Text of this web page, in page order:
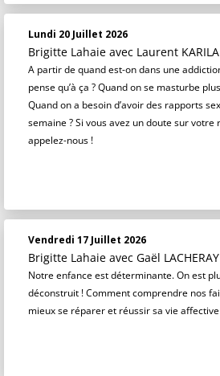
Lundi 20 Juillet 2026
Brigitte Lahaie avec Laurent KARILA
A partir de quand est-on dans une
pense qu’à ça ? Quand on se masturbe
Quand on a besoin d’avoir des rapports
semaine ? Si vous avez un doute sur
appelez-nous !
Vendredi 17 Juillet 2026
Brigitte Lahaie avec Gaël LACHERAY
Notre enfance est déterminante. On est
déconstruit ! Comment comprendre nos
mieux se réparer et réussir sa vie